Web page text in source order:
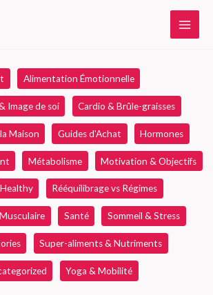
Alimentation Émotionnelle
Image de soi Cardio & Brûle-graisses
Maison Guides d'Achat Hormones
Métabolisme Motivation & Objectifs
Rééquilibrage vs Régimes
Santé Sommeil & Stress
Super-aliments & Nutriments
Yoga & Mobilité